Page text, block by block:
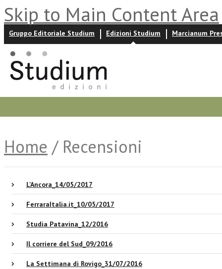
Skip to Main Content Area
Gruppo Editoriale Studium Edizioni Studium Marcianum
Home / Recensioni
L'Ancora_14/05/2017
FerraraItalia.it_10/05/2017
Studia Patavina_12/2016
Il corriere del Sud_09/2016
La Settimana di Rovigo_31/07/2016